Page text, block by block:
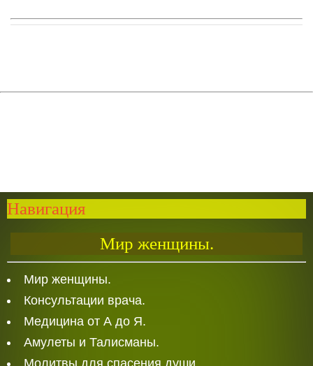
Навигация
Мир женщины.
Мир женщины.
Консультации врача.
Медицина от А до Я.
Амулеты и Талисманы.